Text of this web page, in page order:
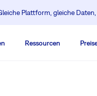
Plattform, gleiche
Ressourcen